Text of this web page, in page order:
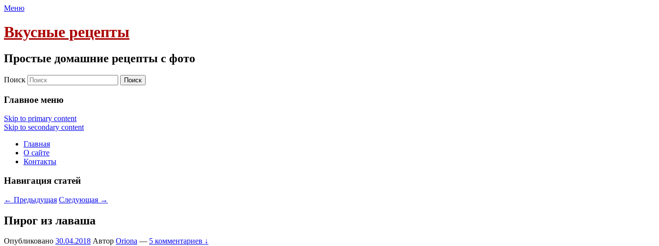
Меню
Вкусные рецепты
Простые домашние рецепты с фото
Поиск
Главное меню
Skip to primary content
Skip to secondary content
Главная
О сайте
Контакты
Навигация статей
← Предыдущая Следующая →
Пирог из лаваша
Опубликовано 30.04.2018 Автор Oriona — 5 комментариев ↓